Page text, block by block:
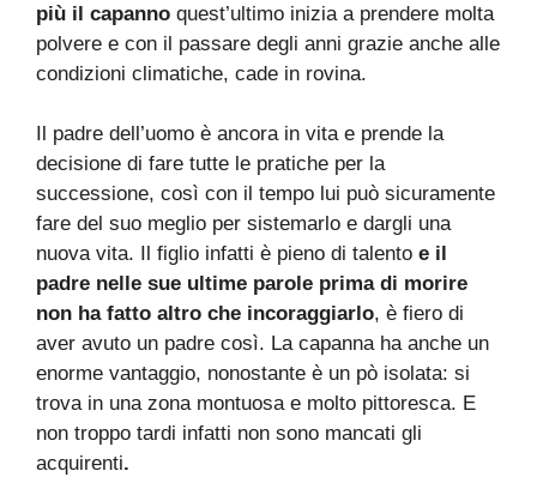
più il capanno quest’ultimo inizia a prendere molta
polvere e con il passare degli anni grazie anche alle
condizioni climatiche, cade in rovina.
Il padre dell’uomo è ancora in vita e prende la
decisione di fare tutte le pratiche per la
successione, così con il tempo lui può sicuramente
fare del suo meglio per sistemarlo e dargli una
nuova vita. Il figlio infatti è pieno di talento e il
padre nelle sue ultime parole prima di morire
non ha fatto altro che incoraggiarlo, è fiero di
aver avuto un padre così. La capanna ha anche un
enorme vantaggio, nonostante è un pò isolata: si
trova in una zona montuosa e molto pittoresca. E
non troppo tardi infatti non sono mancati gli
acquirenti.